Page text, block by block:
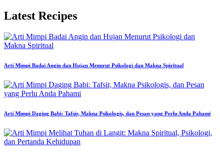
Latest Recipes
Arti Mimpi Badai Angin dan Hujan Menurut Psikologi dan Makna Spiritual
Arti Mimpi Daging Babi: Tafsir, Makna Psikologis, dan Pesan yang Perlu Anda Pahami